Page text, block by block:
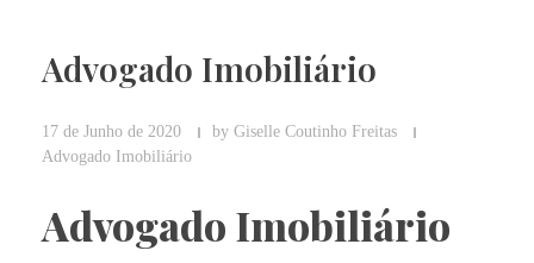
Advogado Imobiliário
17 de Junho de 2020 by Giselle Coutinho Freitas
Advogado Imobiliário
Advogado Imobiliário